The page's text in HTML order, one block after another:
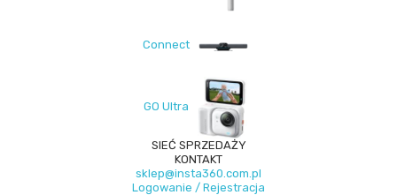
Connect
GO Ultra
SIEĆ SPRZEDAŻY
KONTAKT
sklep@insta360.com.pl
Logowanie / Rejestracja